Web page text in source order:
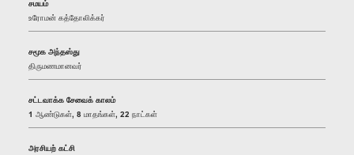
சமயம்
உரோமன் கத்தோலிக்கர்
சமூக அந்தஸ்து
திருமணமானவர்
சட்டவாக்க சேவைக் காலம்
1 ஆண்டுகள், 8 மாதங்கள், 22 நாட்கள்
அரசியற் கட்சி